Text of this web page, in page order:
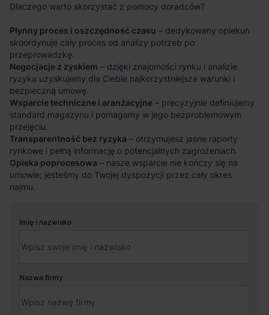
Dlaczego warto skorzystać z pomocy doradców?
Płynny proces i oszczędność czasu – dedykowany opiekun
skoordynuje cały proces od analizy potrzeb po
przeprowadzkę.
Negocjacje z zyskiem – dzięki znajomości rynku i analizie
ryzyka uzyskujemy dla Ciebie najkorzystniejsze warunki i
bezpieczną umowę.
Wsparcie techniczne i aranżacyjne – precyzyjnie definiujemy
standard magazynu i pomagamy w jego bezproblemowym
przejęciu.
Transparentność bez ryzyka – otrzymujesz jasne raporty
rynkowe i pełną informację o potencjalnych zagrożeniach.
Opieka poprocesowa – nasze wsparcie nie kończy się na
umowie; jesteśmy do Twojej dyspozycji przez cały okres
najmu.
Imię i nazwisko
Nazwa firmy